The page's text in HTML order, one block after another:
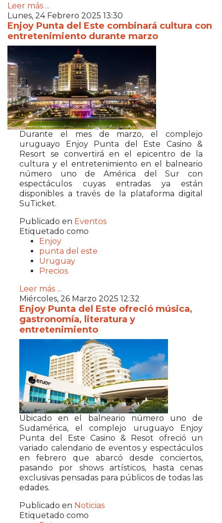
Leer más ...
Lunes, 24 Febrero 2025 13:30
Enjoy Punta del Este combinará cultura con
entretenimiento durante marzo
Durante el mes de marzo, el complejo
uruguayo Enjoy Punta del Este Casino &
Resort se convertirá en el epicentro de la
cultura y el entretenimiento en el balneario
número uno de América del Sur con
espectáculos cuyas entradas ya están
disponibles a través de la plataforma digital
SuTicket.
Publicado en Eventos
Etiquetado como
Enjoy
punta del este
Uruguay
Precios
Leer más ...
Miércoles, 26 Marzo 2025 12:32
Enjoy Punta del Este ofreció música,
gastronomía, literatura y
entretenimiento
Ubicado en el balneario número uno de
Sudamérica, el complejo uruguayo Enjoy
Punta del Este Casino & Resot ofreció un
variado calendario de eventos y espectáculos
en febrero que abarcó desde conciertos,
pasando por shows artísticos, hasta cenas
exclusivas pensadas para públicos de todas las
edades.
Publicado en Noticias
Etiquetado como